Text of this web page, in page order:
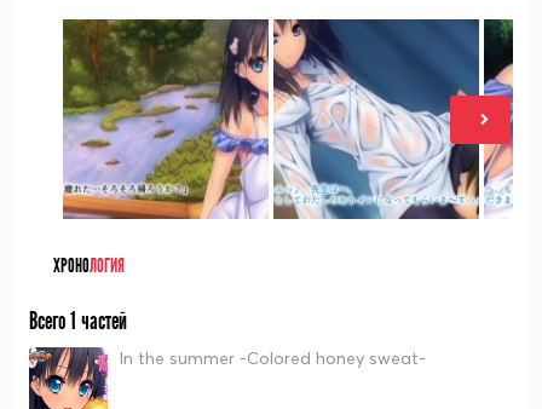
ХРОНОЛОГИЯ
Всего 1 частей
In the summer -Colored honey sweat-